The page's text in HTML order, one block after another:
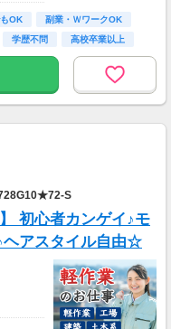
OK
副業・ＷワークOK
学歴不問 高校卒業以上
S
初心者カンゲイ♪モ
ヘアスタイル自由☆